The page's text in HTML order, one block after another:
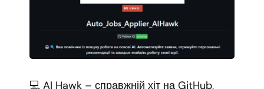
💻 AI Hawk – справжній хіт на GitHub,